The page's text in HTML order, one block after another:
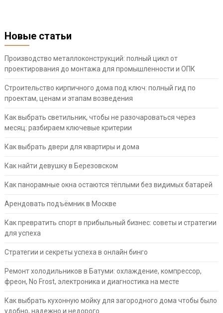
Новые статьи
Производство металлоконструкций: полный цикл от
проектирования до монтажа для промышленности и ОПК
Строительство кирпичного дома под ключ: полный гид по
проектам, ценам и этапам возведения
Как выбрать светильник, чтобы не разочароваться через
месяц: разбираем ключевые критерии
Как выбрать двери для квартиры и дома
Как найти девушку в Березовском
Как панорамные окна остаются тёплыми без видимых батарей
Арендовать подъёмник в Москве
Как превратить спорт в прибыльный бизнес: советы и стратегии
для успеха
Стратегии и секреты успеха в онлайн бинго
Ремонт холодильников в Батуми: охлаждение, компрессор,
фреон, No Frost, электроника и диагностика на месте
Как выбрать кухонную мойку для загородного дома чтобы было
удобно, надежно и недорого